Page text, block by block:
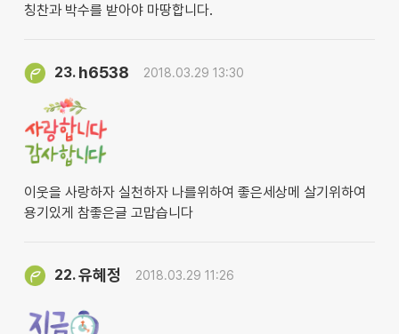
칭찬과 박수를 받아야 마땅합니다.
23. h6538 2018.03.29 13:30
이웃을 사랑하자 실천하자 나를위하여 좋은세상메 살기위하여
용기있게 참좋은글 고맙습니다
22.유혜정 2018.03.29 11:26